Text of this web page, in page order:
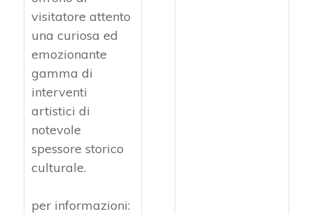
visitatore attento
una curiosa ed
emozionante
gamma di
interventi
artistici di
notevole
spessore storico
culturale.
per informazioni: